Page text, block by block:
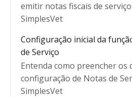
emitir notas fiscais de
SimplesVet
Configuração inicial da
de Serviço
Entenda como preencher os
configuração de Notas de
SimplesVet